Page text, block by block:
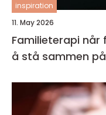
inspiration
11. May 2026
Familieterapi når familien trenger nye måter
å stå sammen på